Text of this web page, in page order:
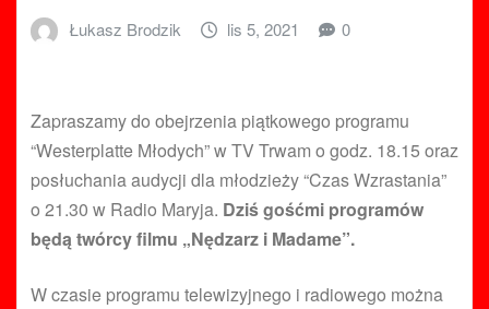
Łukasz Brodzik lis 5, 2021 0
Zapraszamy do obejrzenia piątkowego programu
“Westerplatte Młodych” w TV Trwam o godz. 18.15 oraz
posłuchania audycji dla młodzieży “Czas Wzrastania”
o 21.30 w Radio Maryja. Dziś gośćmi programów
będą twórcy filmu „Nędzarz i Madame”.
W czasie programu telewizyjnego i radiowego można